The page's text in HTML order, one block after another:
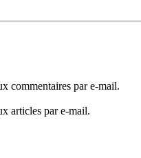
commentaires par e-mail.
articles par e-mail.